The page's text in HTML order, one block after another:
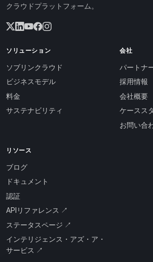
クラウドプラットフォーム。
ソリューション
ソブリンクラウド
ビジネスモデル
料金
サステナビリティ
会社
パートナ
採用情報
会社概要
ケースス
お問い合
リソース
ブログ
ドキュメント
認証
APIリファレンス ↗
ステータスページ ↗
インテリジェンス・アズ・ア・
サービス ↗